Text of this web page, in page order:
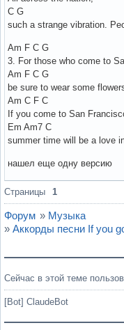
C G
such a strange vibration.
Am F C G
3. For those who come to
Am F C G
be sure to wear some
Am C F C
If you come to San
Em Am7 C
summer time will be a love
нашел еще одну версию
Вне форума
Страницы 1
Форум » Музыка
» Аккорды песни If you
Сейчас в этой теме
[Bot] ClaudeBot